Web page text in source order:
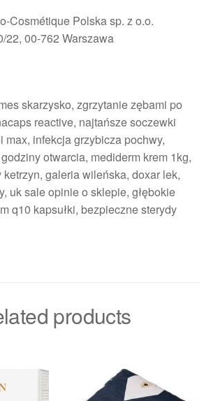
Cosmétique Polska sp. z o.o.
22, 00-762 Warszawa
skarzysko, zgrzytanie zębami po
reactive, najtańsze soczewki
max, infekcja grzybicza pochwy,
otwarcia, mediderm krem 1kg,
galeria wileńska, doxar lek,
uk sale opinie o sklepie, głębokie
q10 kapsułki, bezpieczne sterydy
products